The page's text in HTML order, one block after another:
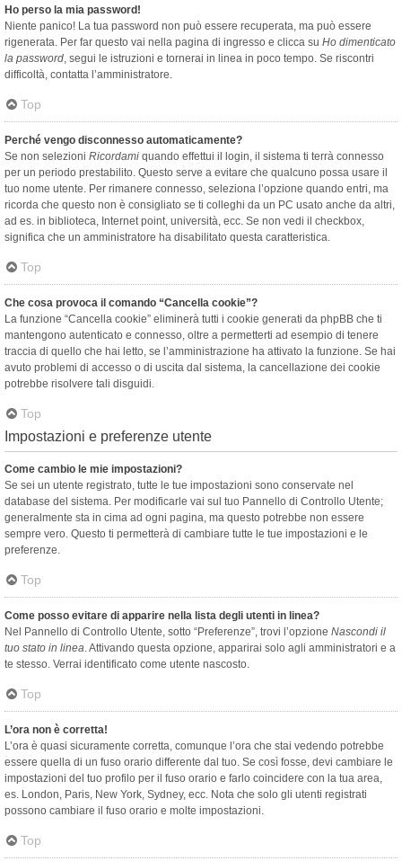
Ho perso la mia password!
Niente panico! La tua password non può essere recuperata, ma può essere
rigenerata. Per far questo vai nella pagina di ingresso e clicca su Ho dimenticato
la password, segui le istruzioni e tornerai in linea in poco tempo. Se riscontri
difficoltà, contatta l’amministratore.
Top
Perché vengo disconnesso automaticamente?
Se non selezioni Ricordami quando effettui il login, il sistema ti terrà connesso
per un periodo prestabilito. Questo serve a evitare che qualcuno possa usare il
tuo nome utente. Per rimanere connesso, seleziona l’opzione quando entri, ma
ricorda che questo non è consigliato se ti colleghi da un PC usato anche da altri,
ad es. in biblioteca, Internet point, università, ecc. Se non vedi il checkbox,
significa che un amministratore ha disabilitato questa caratteristica.
Top
Che cosa provoca il comando “Cancella cookie”?
La funzione “Cancella cookie” eliminerà tutti i cookie generati da phpBB che ti
mantengono autenticato e connesso, oltre a permetterti ad esempio di tenere
traccia di quello che hai letto, se l’amministrazione ha attivato la funzione. Se hai
avuto problemi di accesso o di uscita dal sistema, la cancellazione dei cookie
potrebbe risolvere tali disguidi.
Top
Impostazioni e preferenze utente
Come cambio le mie impostazioni?
Se sei un utente registrato, tutte le tue impostazioni sono conservate nel
database del sistema. Per modificarle vai sul tuo Pannello di Controllo Utente;
generalmente sta in cima ad ogni pagina, ma questo potrebbe non essere
sempre vero. Questo ti permetterà di cambiare tutte le tue impostazioni e le
preferenze.
Top
Come posso evitare di apparire nella lista degli utenti in linea?
Nel Pannello di Controllo Utente, sotto “Preferenze”, trovi l’opzione Nascondi il
tuo stato in linea. Attivando questa opzione, apparirai solo agli amministratori e a
te stesso. Verrai identificato come utente nascosto.
Top
L’ora non è corretta!
L’ora è quasi sicuramente corretta, comunque l’ora che stai vedendo potrebbe
essere quella di un fuso orario differente dal tuo. Se così fosse, devi cambiare le
impostazioni del tuo profilo per il fuso orario e farlo coincidere con la tua area,
es. London, Paris, New York, Sydney, ecc. Nota che solo gli utenti registrati
possono cambiare il fuso orario e molte impostazioni.
Top